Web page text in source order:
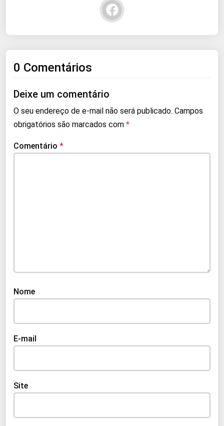
0 Comentários
Deixe um comentário
O seu endereço de e-mail não será publicado. Campos
obrigatórios são marcados com *
Comentário *
Nome
E-mail
Site